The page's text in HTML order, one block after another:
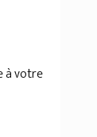
à votre